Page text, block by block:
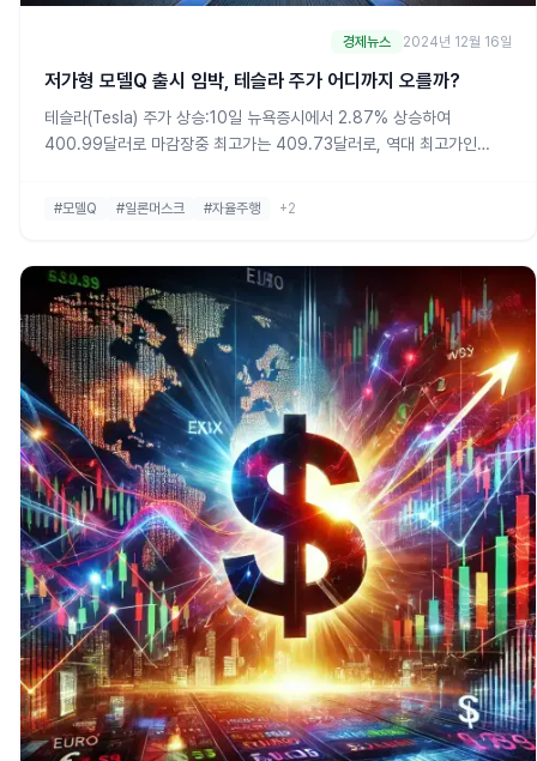
경제뉴스 2024년 12월 16일
저가형 모델Q 출시 임박, 테슬라 주가 어디까지 오를까?
테슬라(Tesla) 주가 상승:10일 뉴욕증시에서 2.87% 상승하여
400.99달러로 마감장중 최고가는 409.73달러로, 역대 최고가인
#모델Q #일론머스크 #자율주행 +2